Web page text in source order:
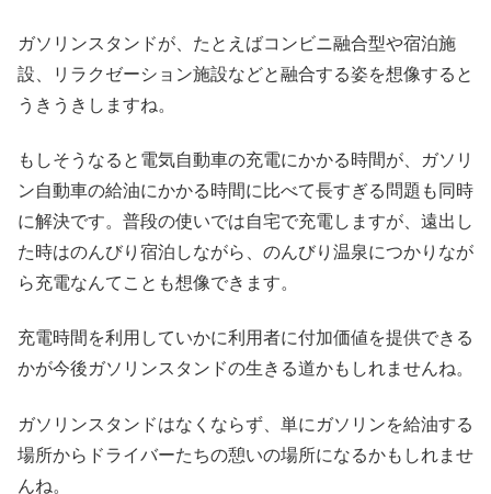
ガソリンスタンドが、たとえばコンビニ融合型や宿泊施
設、リラクゼーション施設などと融合する姿を想像すると
うきうきしますね。
もしそうなると電気自動車の充電にかかる時間が、ガソリ
ン自動車の給油にかかる時間に比べて長すぎる問題も同時
に解決です。普段の使いでは自宅で充電しますが、遠出し
た時はのんびり宿泊しながら、のんびり温泉につかりなが
ら充電なんてことも想像できます。
充電時間を利用していかに利用者に付加価値を提供できる
かが今後ガソリンスタンドの生きる道かもしれませんね。
ガソリンスタンドはなくならず、単にガソリンを給油する
場所からドライバーたちの憩いの場所になるかもしれませ
んね。